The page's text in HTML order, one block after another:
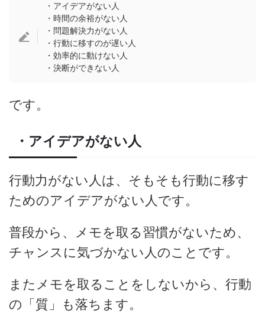
・アイデアがない人
・時間の余裕がない人
・問題解決力がない人
・行動に移すのが遅い人
・効率的に動けない人
・決断ができない人
です。
・アイデアがない人
行動力がない人は、そもそも行動に移す
ためのアイデアがない人です。
普段から、メモを取る習慣がないため、
チャンスに気づかない人のことです。
またメモを取ることをしないから、行動
の「質」も落ちます。